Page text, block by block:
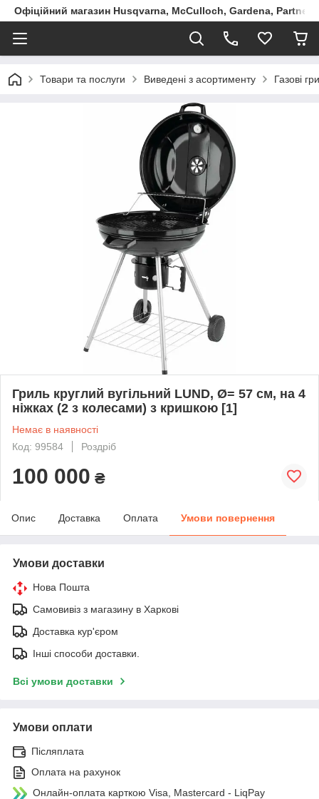
Офіційний магазин Husqvarna, McCulloch, Gardena, Partner
Товари та послуги Виведені з асортименту Газові
Гриль круглий вугільний LUND, Ø= 57 см, на 4
ніжках (2 з колесами) з кришкою [1]
Немає в наявності
Код: 99584
Роздріб
100 000 ₴
Опис Доставка Оплата Умови повернення
Умови доставки
Нова Пошта
Самовивіз з магазину в Харкові
Доставка кур'єром
Інші способи доставки.
Всі умови доставки
Умови оплати
Післяплата
Оплата на рахунок
Онлайн-оплата карткою Visa, Mastercard - LiqPay